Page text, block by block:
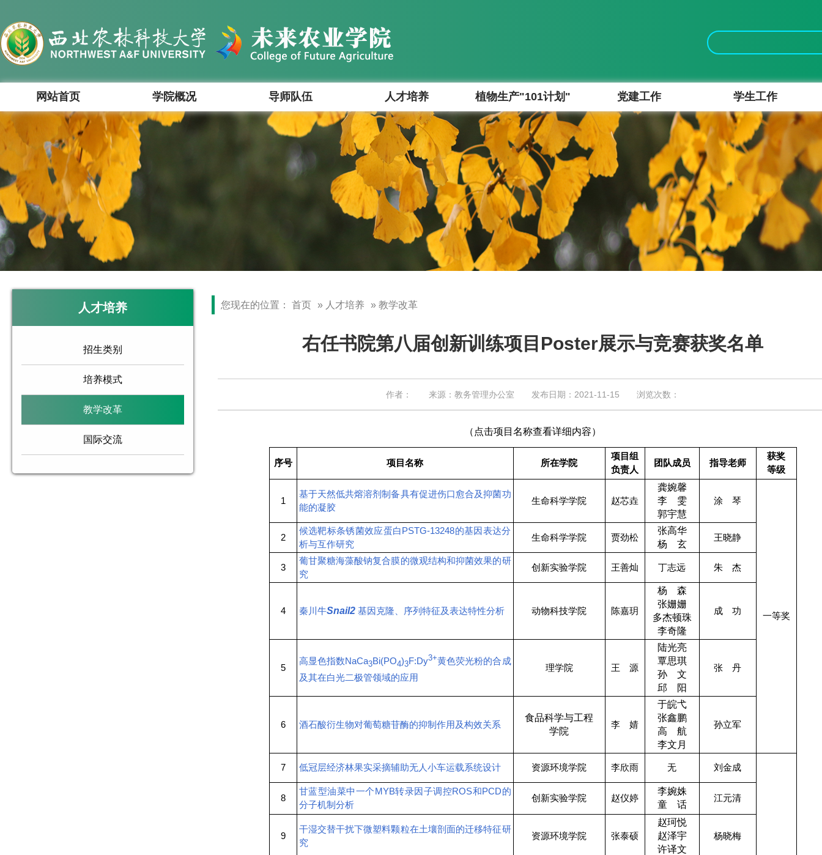
网站首页 学院概况 导师队伍 人才培养 植物生产"101计划" 党建工作 学生工作
人才培养
招生类别
培养模式
教学改革
国际交流
您现在的位置： 首页 » 人才培养 » 教学改革
右任书院第八届创新训练项目Poster展示与竞赛获奖名单
作者： 来源：教务管理办公室 发布日期：2021-11-15 浏览次数：
（点击项目名称查看详细内容）
序号 项目名称 所在学院
项目组
负责人
团队成员 指导老师
获奖
等级
1
基于天然低共熔溶剂制备具有促进伤口愈合及抑菌功
能的凝胶
生命科学学院 赵芯垚
龚婉馨
李 雯
郭宇慧
涂 琴
一等奖
2
候选靶标条锈菌效应蛋白PSTG-13248的基因表达分
析与互作研究
生命科学学院 贾劲松
张高华
杨 玄
王晓静
3
葡甘聚糖海藻酸钠复合膜的微观结构和抑菌效果的研
究
创新实验学院 王善灿 丁志远 朱 杰
4 秦川牛Snail2基因克隆、序列特征及表达特性分析 动物科技学院 陈嘉玥
杨 森
张姗姗
多杰顿珠
李奇隆
成 功
5
高显色指数NaCa3Bi(PO4)3F:Dy3+黄色荧光粉的合成
及其在白光二极管领域的应用
理学院 王 源
陆光亮
覃思琪
孙 文
邱 阳
张 丹
6 酒石酸衍生物对葡萄糖苷酶的抑制作用及构效关系
食品科学与工程
学院
李 婧
于皖弋
张鑫鹏
高 航
李文月
孙立军
7 低冠层经济林果实采摘辅助无人小车运载系统设计 资源环境学院 李欣雨 无 刘金成
8
甘蓝型油菜中一个MYB转录因子调控ROS和PCD的
分子机制分析
创新实验学院 赵仪婷
李婉姝
童 话
江元清
9
干湿交替干扰下微塑料颗粒在土壤剖面的迁移特征研
究
资源环境学院 张泰硕
赵珂悦
赵泽宇
许译文
杨晓梅